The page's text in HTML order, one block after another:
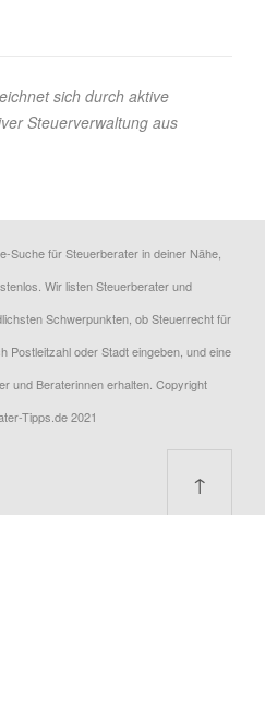
sich durch aktive
Steuerverwaltung aus
Suche für Steuerberater in deiner Nähe,
Wir listen Steuerberater und
Schwerpunkten, ob Steuerrecht für
Postleitzahl oder Stadt eingeben, und eine
und Beraterinnen erhalten. Copyright
Tipps.de 2021
↑